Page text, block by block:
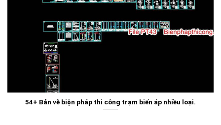
54+ Bản vẽ biện pháp thi công trạm biến áp nhiều loại.